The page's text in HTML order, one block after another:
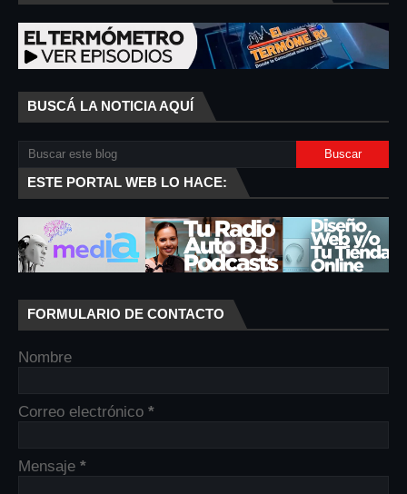
BUSCÁ LA NOTICIA AQUÍ
ESTE PORTAL WEB LO HACE:
FORMULARIO DE CONTACTO
Nombre
Correo electrónico *
Mensaje *